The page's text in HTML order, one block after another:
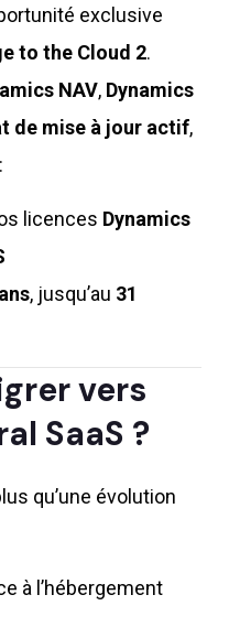
exclusive
to the Cloud 2.
NAV, Dynamics
de mise à jour actif,
licences Dynamics
, jusqu’au 31
vers
SaaS ?
qu’une évolution
à l’hébergement